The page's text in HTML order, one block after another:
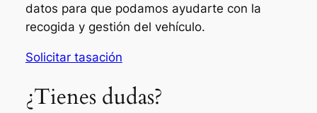
datos para que podamos ayudarte con la
recogida y gestión del vehículo.
Solicitar tasación
¿Tienes dudas?